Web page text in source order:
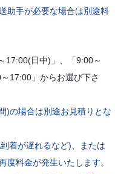
助手が必要な場合は別途料
17:00(日中)」、「9:00～
17:00」からお選び下さ
)の場合は別途お見積りとな
着が遅れるなど)、または
度料金が発生いたします。